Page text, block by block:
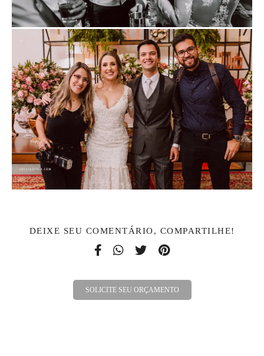
DEIXE SEU COMENTÁRIO, COMPARTILHE!
SOLICITE SEU ORÇAMENTO